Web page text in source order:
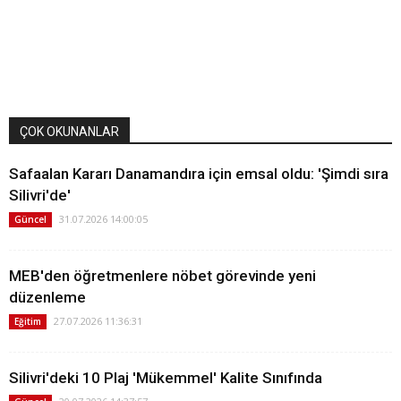
ÇOK OKUNANLAR
Safaalan Kararı Danamandıra için emsal oldu: 'Şimdi sıra
Silivri'de'
Güncel 31.07.2026 14:00:05
MEB'den öğretmenlere nöbet görevinde yeni
düzenleme
Eğitim 27.07.2026 11:36:31
Silivri'deki 10 Plaj 'Mükemmel' Kalite Sınıfında